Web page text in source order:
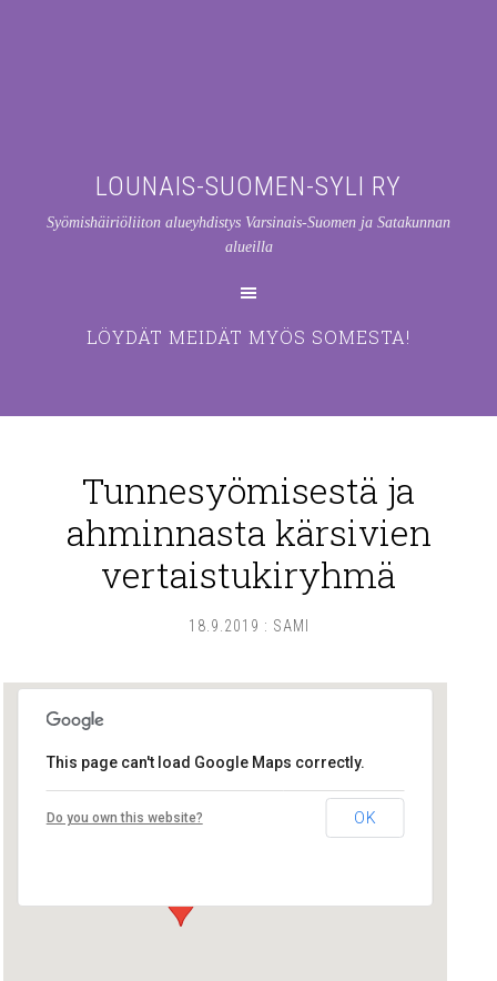
LOUNAIS-SUOMEN-SYLI RY
Syömishäiriöliiton alueyhdistys Varsinais-Suomen ja Satakunnan
alueilla
LÖYDÄT MEIDÄT MYÖS SOMESTA!
Tunnesyömisestä ja
ahminnasta kärsivien
vertaistukiryhmä
18.9.2019 : SAMI
Lounais-Suomen – SYLI ry
Maariankatu 8 D 104 - Turku
This page can't load Google Maps correctly.
Do you own this website? OK